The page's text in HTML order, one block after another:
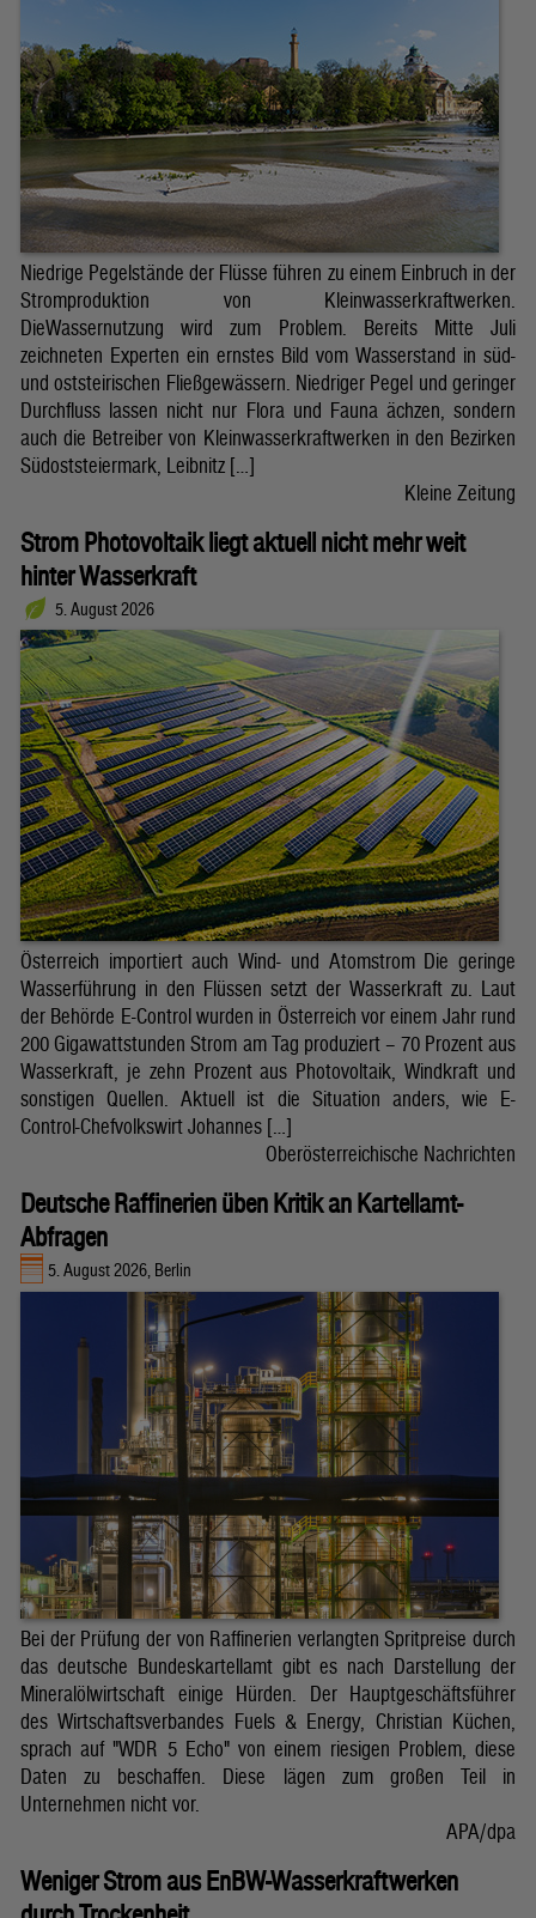
Niedrige Pegelstände der Flüsse führen zu einem Einbruch in der
Stromproduktion von Kleinwasserkraftwerken.
DieWassernutzung wird zum Problem. Bereits Mitte Juli
zeichneten Experten ein ernstes Bild vom Wasserstand in süd-
und oststeirischen Fließgewässern. Niedriger Pegel und geringer
Durchfluss lassen nicht nur Flora und Fauna ächzen, sondern
auch die Betreiber von Kleinwasserkraftwerken in den Bezirken
Südoststeiermark, Leibnitz […]
Kleine Zeitung
Strom Photovoltaik liegt aktuell nicht mehr weit
hinter Wasserkraft
5. August 2026
Österreich importiert auch Wind- und Atomstrom Die geringe
Wasserführung in den Flüssen setzt der Wasserkraft zu. Laut
der Behörde E-Control wurden in Österreich vor einem Jahr rund
200 Gigawattstunden Strom am Tag produziert – 70 Prozent aus
Wasserkraft, je zehn Prozent aus Photovoltaik, Windkraft und
sonstigen Quellen. Aktuell ist die Situation anders, wie E-
Control-Chefvolkswirt Johannes […]
Oberösterreichische Nachrichten
Deutsche Raffinerien üben Kritik an Kartellamt-
Abfragen
5. August 2026, Berlin
Bei der Prüfung der von Raffinerien verlangten Spritpreise durch
das deutsche Bundeskartellamt gibt es nach Darstellung der
Mineralölwirtschaft einige Hürden. Der Hauptgeschäftsführer
des Wirtschaftsverbandes Fuels & Energy, Christian Küchen,
sprach auf "WDR 5 Echo" von einem riesigen Problem, diese
Daten zu beschaffen. Diese lägen zum großen Teil in
Unternehmen nicht vor.
APA/dpa
Weniger Strom aus EnBW-Wasserkraftwerken